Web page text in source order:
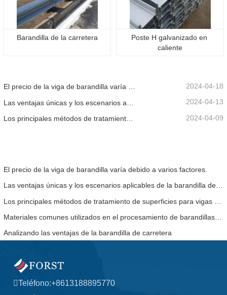
Barandilla de la carretera
Poste H galvanizado en
caliente
El precio de la viga de barandilla varía debido a varios factores. 2024-04-18
2024-04-13
2024-04-09
El precio de la viga de barandilla varía debido a varios factores.
Las ventajas únicas y los escenarios aplicables de la barandilla de la carretera.
Analizando las ventajas de la barandilla de carretera
Teléfono:+8613188895770